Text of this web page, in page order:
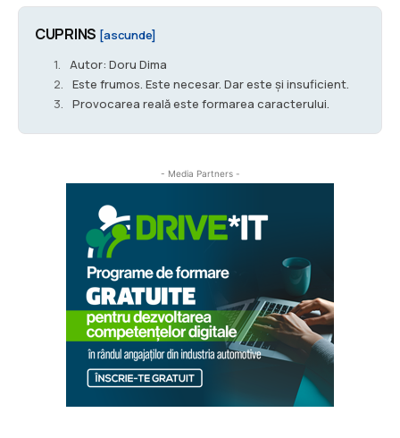
CUPRINS [ascunde]
Autor: Doru Dima
Este frumos. Este necesar. Dar este și insuficient.
Provocarea reală este formarea caracterului.
- Media Partners -